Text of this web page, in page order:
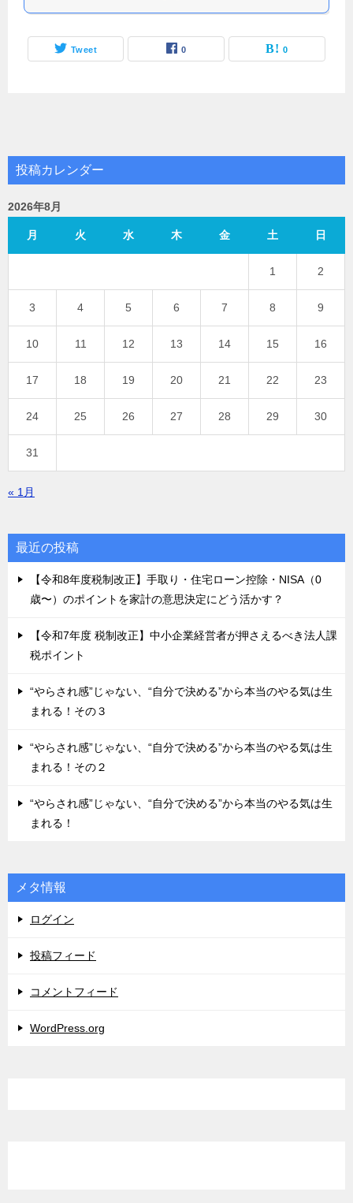
Tweet 0 0
投稿カレンダー
2026年8月
月 火 水 木 金 土 日
1 2
3 4 5 6 7 8 9
10 11 12 13 14 15 16
17 18 19 20 21 22 23
24 25 26 27 28 29 30
31
« 1月
最近の投稿
【令和8年度税制改正】手取り・住宅ローン控除・NISA（0
歳〜）のポイントを家計の意思決定にどう活かす？
【令和7年度 税制改正】中小企業経営者が押さえるべき法人課
税ポイント
“やらされ感”じゃない、“自分で決める”から本当のやる気は生
まれる！その３
“やらされ感”じゃない、“自分で決める”から本当のやる気は生
まれる！その２
“やらされ感”じゃない、“自分で決める”から本当のやる気は生
まれる！
メタ情報
ログイン
投稿フィード
コメントフィード
WordPress.org